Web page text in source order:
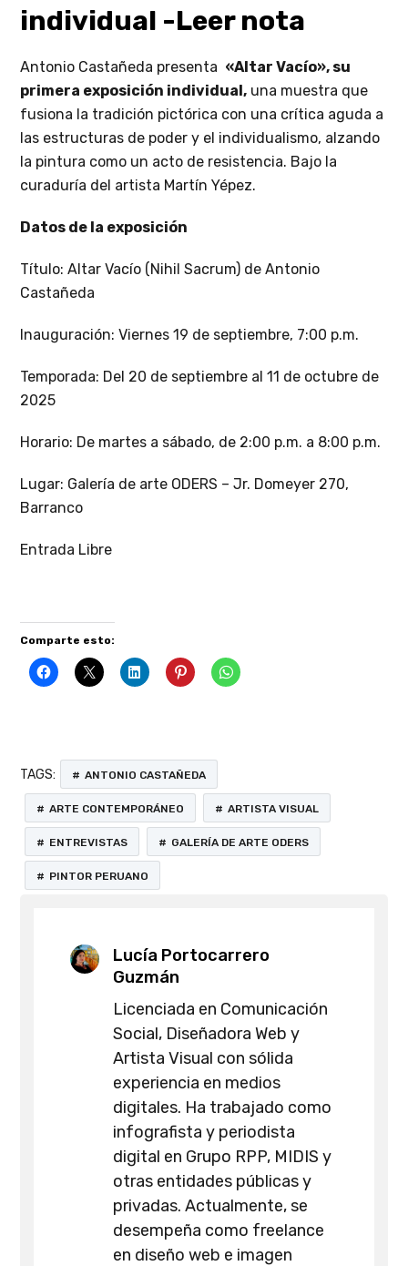
individual -Leer nota
Antonio Castañeda presenta «Altar Vacío», su
primera exposición individual, una muestra que
fusiona la tradición pictórica con una crítica aguda a
las estructuras de poder y el individualismo, alzando
la pintura como un acto de resistencia. Bajo la
curaduría del artista Martín Yépez.
Datos de la exposición
Título: Altar Vacío (Nihil Sacrum) de Antonio
Castañeda
Inauguración: Viernes 19 de septiembre, 7:00 p.m.
Temporada: Del 20 de septiembre al 11 de octubre de
2025
Horario: De martes a sábado, de 2:00 p.m. a 8:00 p.m.
Lugar: Galería de arte ODERS – Jr. Domeyer 270,
Barranco
Entrada Libre
Comparte esto:
TAGS: ANTONIO CASTAÑEDA
ARTE CONTEMPORÁNEO ARTISTA VISUAL
ENTREVISTAS GALERÍA DE ARTE ODERS
PINTOR PERUANO
Lucía Portocarrero
Guzmán
Licenciada en Comunicación
Social, Diseñadora Web y
Artista Visual con sólida
experiencia en medios
digitales. Ha trabajado como
infografista y periodista
digital en Grupo RPP, MIDIS y
otras entidades públicas y
privadas. Actualmente, se
desempeña como freelance
en diseño web e imagen